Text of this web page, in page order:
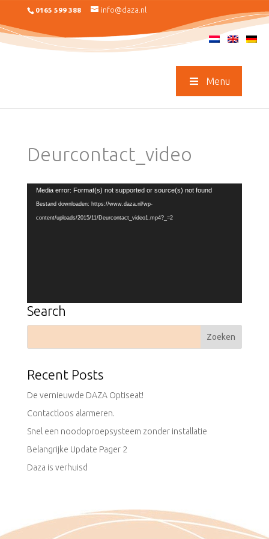
0165 599 388 info@daza.nl
Menu
Deurcontact_video
Videospeler
Media error: Format(s) not supported or source(s) not found
Bestand downloaden: https://www.daza.nl/wp-
content/uploads/2015/11/Deurcontact_video1.mp4?_=2
Search
Recent Posts
De vernieuwde DAZA Optiseat!
Contactloos alarmeren.
Snel een noodoproepsysteem zonder installatie
Belangrijke Update Pager 2
Daza is verhuisd